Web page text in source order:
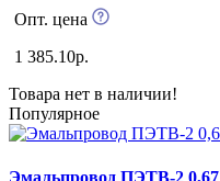
Опт. цена
1 385.10р.
Товара нет в наличии!
Популярное
Эмальпровод ПЭТВ-2 0,67